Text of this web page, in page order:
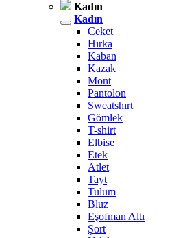
Kadın
Kadın
Ceket
Hırka
Kaban
Kazak
Mont
Pantolon
Sweatshırt
Gömlek
T-shirt
Elbise
Etek
Atlet
Tayt
Tulum
Bluz
Eşofman Altı
Şort